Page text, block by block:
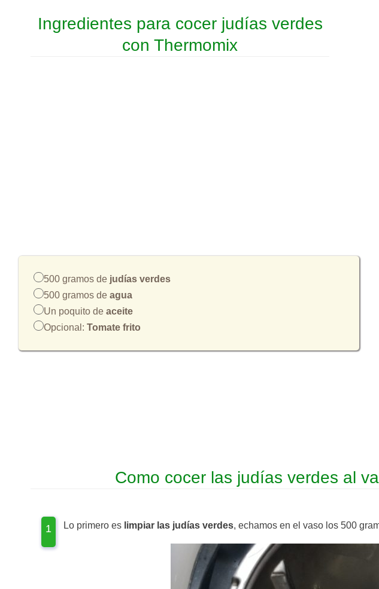
Ingredientes para cocer judías verdes
con Thermomix
500 gramos de judías verdes
500 gramos de agua
Un poquito de aceite
Opcional: Tomate frito
Como cocer las judías verdes al
Lo primero es limpiar las judías verdes, echamos en el vaso los 500